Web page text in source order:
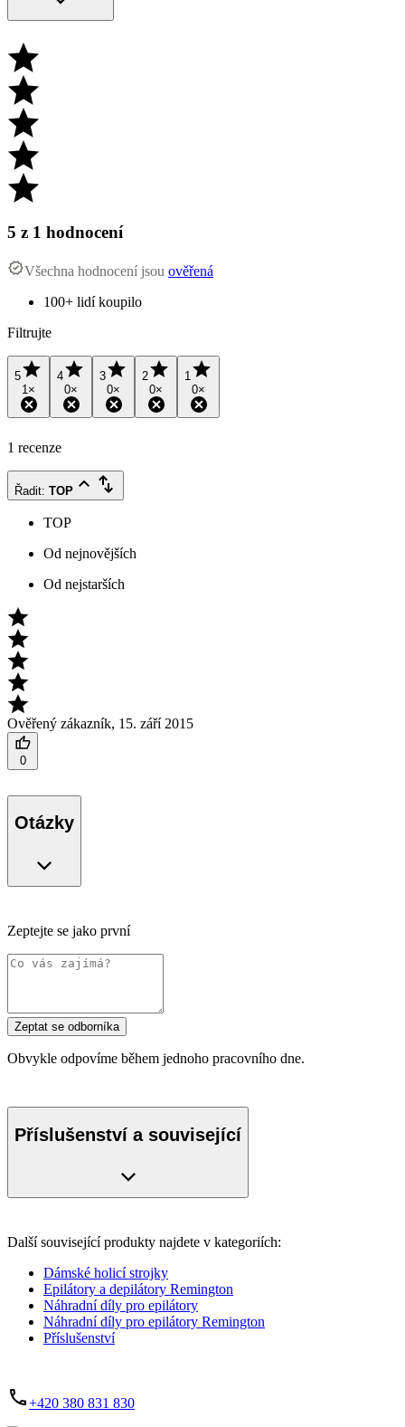
5 z 1 hodnocení
Všechna hodnocení jsou ověřená
100+ lidí koupilo
Filtrujte
5
1 ×
4
0×
3
0×
2
0×
1
0×
1 recenze
Řadit: TOP
TOP
Od nejnovějších
Od nejstarších
Ověřený zákazník, 15. září 2015
0
Otázky
Zeptejte se jako první
Zeptat se odborníka
Obvykle odpovíme během jednoho pracovního dne.
Příslušenství a související
Další související produkty najdete v kategoriích:
Dámské holicí strojky
Epilátory a depilátory Remington
Náhradní díly pro epilátory
Náhradní díly pro epilátory Remington
Příslušenství
+420 380 831 830